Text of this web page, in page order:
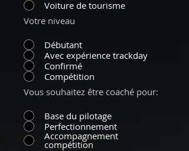
Voiture de tourisme
Votre niveau
Débutant
Avec expérience trackday
Confirmé
Compétition
Vous souhaitez être coaché pour:
Base du pilotage
Perfectionnement
Accompagnement
compétition